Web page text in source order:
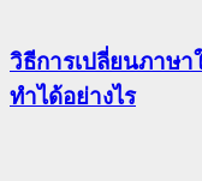
วิธีการเปลี่ยนภาษา
ทำได้อย่างไร